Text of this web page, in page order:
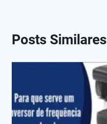
Posts Similares